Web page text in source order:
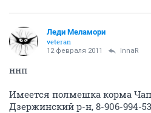
Леди Меламори
veteran
12 февраля 2011 InnaR
ннп
Имеется полмешка корма
Дзержинский р-н, 8-906-994-